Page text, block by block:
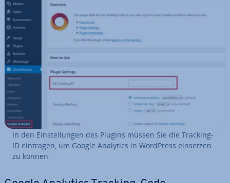
In den Ein­stel­lun­gen des Plugins müssen Sie die Tracking-
ID eintragen, um Google Analytics in WordPress einsetzen
zu können.